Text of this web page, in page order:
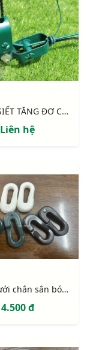
CÙM SIẾT TĂNG ĐƠ CÁP
Liên hệ
Móc lưới chắn sân bóng
4.500 đ